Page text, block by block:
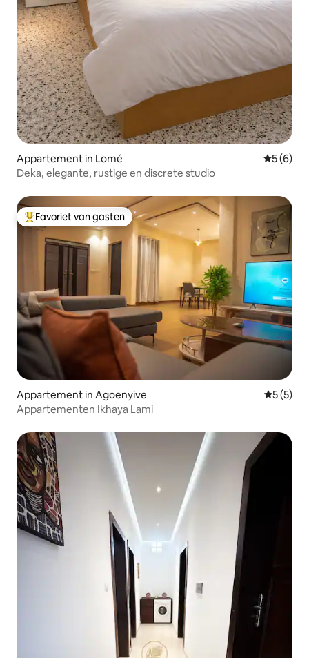
Appartement in Lomé
5 (6)
Deka, elegante, rustige en discrete studio
Topfavoriet van gasten
Favoriet van gasten
Appartement in Agoenyive
5 (5)
Appartementen Ikhaya Lami